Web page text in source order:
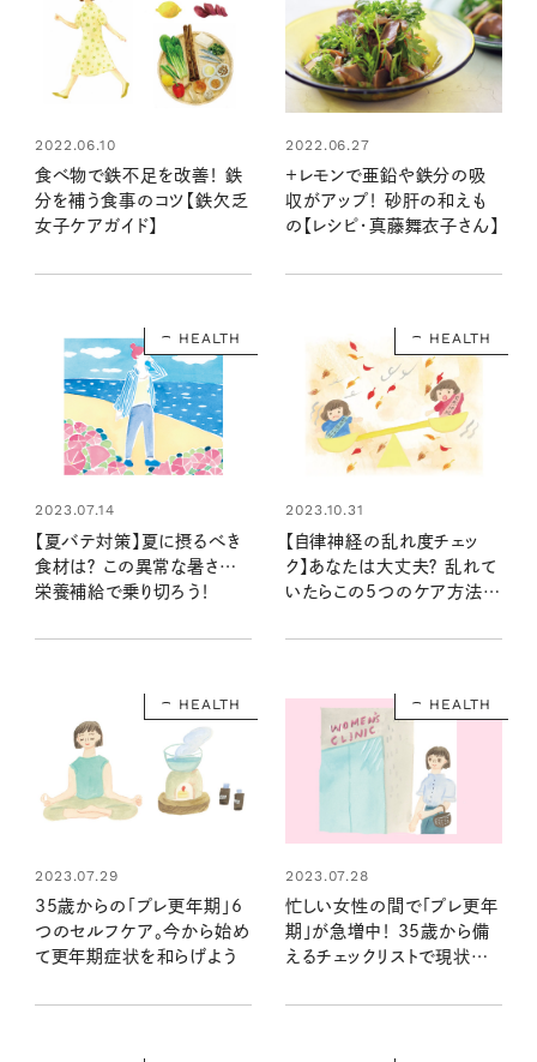
2022.06.10
食べ物で鉄不足を改善！ 鉄
分を補う食事のコツ【鉄欠乏
女子ケアガイド】
2022.06.27
＋レモンで亜鉛や鉄分の吸
収がアップ！ 砂肝の和えも
の【レシピ・真藤舞衣子さん】
HEALTH
2023.07.14
【夏バテ対策】夏に摂るべき
食材は？ この異常な暑さ…
栄養補給で乗り切ろう！
HEALTH
2023.10.31
【自律神経の乱れ度チェッ
ク】あなたは大丈夫？ 乱れて
いたらこの5つのケア方法で
HEALTH
2023.07.29
35歳からの「プレ更年期」6
つのセルフケア。今から始め
て更年期症状を和らげよう
HEALTH
2023.07.28
忙しい女性の間で「プレ更年
期」が急増中！ 35歳から備
えるチェックリストで現状を